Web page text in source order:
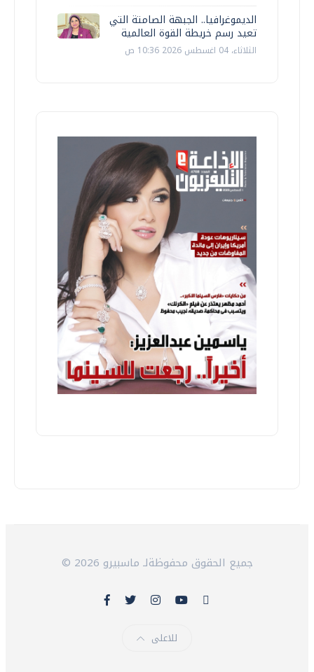
الديموغرافيا.. الجبهة الصامتة التي
تعيد رسم خريطة القوة العالمية
الثلاثاء، 04 اغسطس 2026 10:36 ص
© 2026 جميع الحقوق محفوظةلـ ماسبيرو
للاعلى